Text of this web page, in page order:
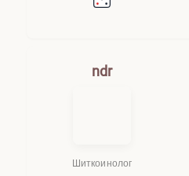
ndr
Шиткоинолог